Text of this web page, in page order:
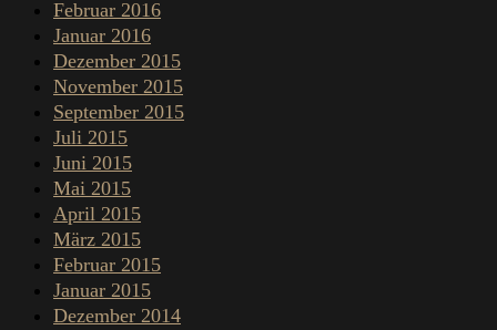
Februar 2016
Januar 2016
Dezember 2015
November 2015
September 2015
Juli 2015
Juni 2015
Mai 2015
April 2015
März 2015
Februar 2015
Januar 2015
Dezember 2014